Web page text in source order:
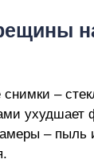
–
ухудшает
– пыль